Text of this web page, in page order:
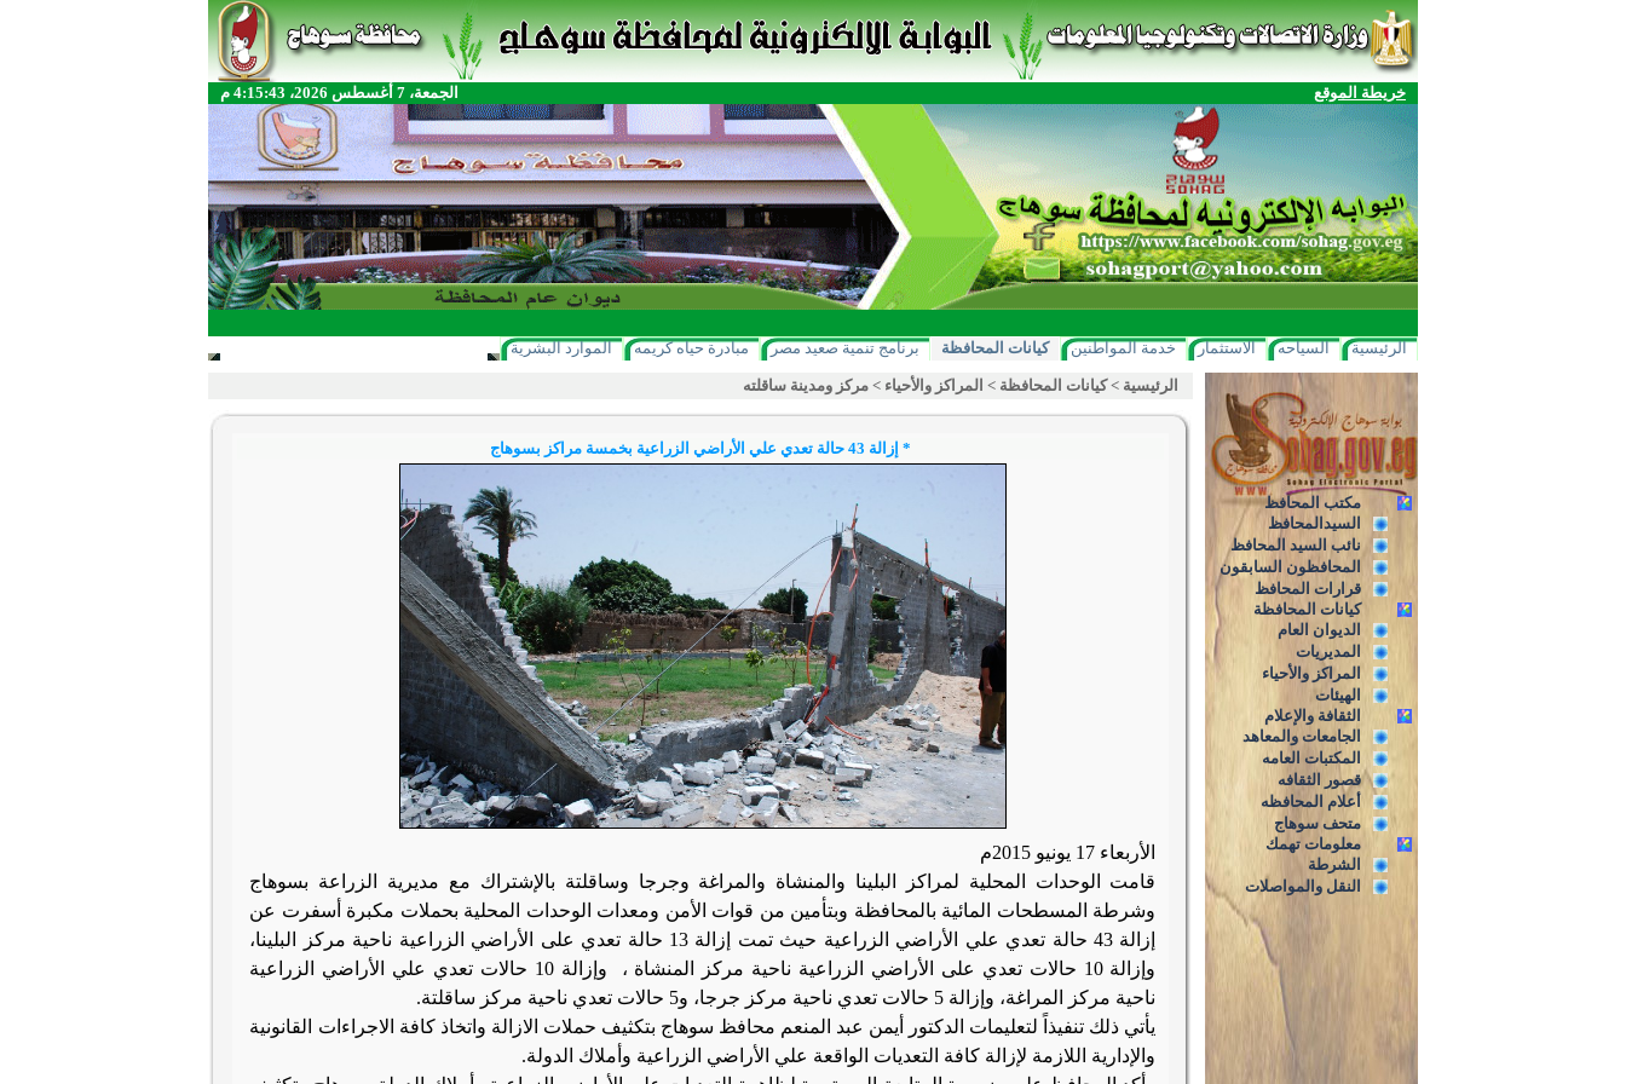
خريطة الموقع الجمعة، 7 أغسطس 2026، 4:15:43 م
الرئيسية السياحه الاستثمار خدمة المواطنين كيانات المحافظة برنامج تنمية صعيد مصر مبادرة حياه كريمه الموارد البشرية
مكتب المحافظ
السيدالمحافظ
نائب السيد المحافظ
المحافظون السابقون
قرارات المحافظ
كيانات المحافظة
الديوان العام
المديريات
المراكز والأحياء
الهيئات
الثقافة والإعلام
الجامعات والمعاهد
المكتبات العامه
قصور الثقافه
أعلام المحافظه
متحف سوهاج
معلومات تهمك
الشرطة
النقل والمواصلات
الرئيسية >كيانات المحافظة > المراكز والأحياء > مركز ومدينة ساقلته
* إزالة 43 حالة تعدي علي الأراضي الزراعية بخمسة مراكز بسوهاج
الأربعاء 17 يونيو 2015م
قامت الوحدات المحلية لمراكز البلينا والمنشاة والمراغة وجرجا وساقلتة بالإشتراك مع مديرية الزراعة بسوهاج
وشرطة المسطحات المائية بالمحافظة وبتأمين من قوات الأمن ومعدات الوحدات المحلية بحملات مكبرة أسفرت عن
إزالة 43 حالة تعدي علي الأراضي الزراعية حيث تمت إزالة 13 حالة تعدي على الأراضي الزراعية ناحية مركز البلينا،
وإزالة 10 حالات تعدي على الأراضي الزراعية ناحية مركز المنشاة ،
وإزالة 10 حالات تعدي علي الأراضي الزراعية
ناحية مركز المراغة، وإزالة 5 حالات تعدي ناحية مركز جرجا، و5 حالات تعدي ناحية مركز ساقلتة.
يأتي ذلك تنفيذاً لتعليمات الدكتور أيمن عبد المنعم محافظ سوهاج بتكثيف حملات الازالة واتخاذ كافة الاجراءات القانونية
والإدارية اللازمة لإزالة كافة التعديات الواقعة علي الأراضي الزراعية وأملاك الدولة.